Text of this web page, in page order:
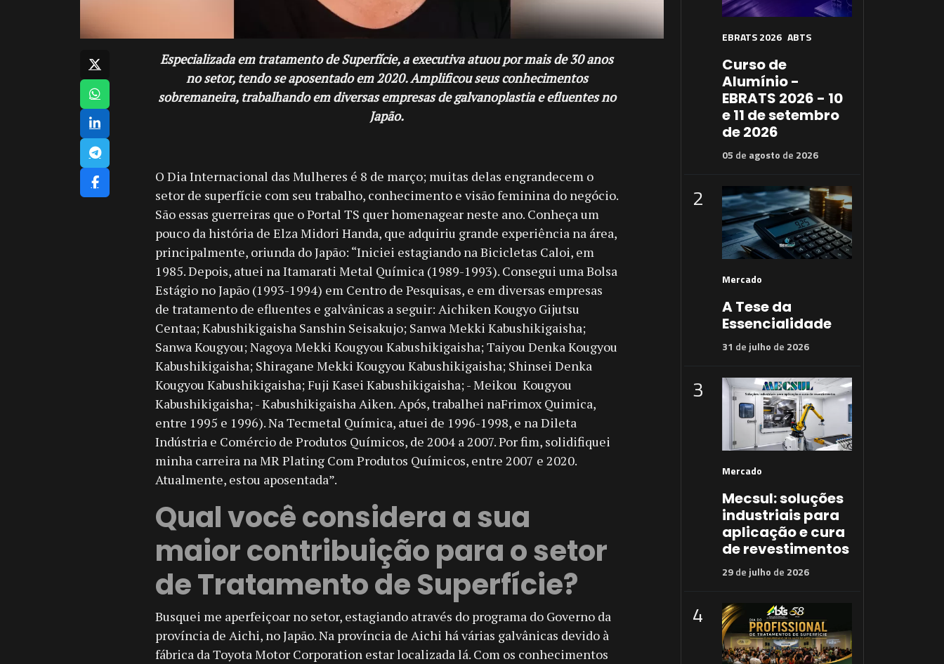
Especializada em tratamento de Superfície, a executiva atuou por mais de 30 anos
no setor, tendo se aposentado em 2020. Amplificou seus conhecimentos
sobremaneira, trabalhando em diversas empresas de galvanoplastia e efluentes no
Japão.
O Dia Internacional das Mulheres é 8 de março; muitas delas engrandecem o
setor de superfície com seu trabalho, conhecimento e visão feminina do negócio.
São essas guerreiras que o Portal TS quer homenagear neste ano. Conheça um
pouco da história de Elza Midori Handa, que adquiriu grande experiência na área,
principalmente, oriunda do Japão: “Iniciei estagiando na Bicicletas Caloi, em
1985. Depois, atuei na Itamarati Metal Química (1989-1993). Consegui uma Bolsa
Estágio no Japão (1993-1994) em Centro de Pesquisas, e em diversas empresas
de tratamento de efluentes e galvânicas a seguir: Aichiken Kougyo Gijutsu
Centaa; Kabushikigaisha Sanshin Seisakujo; Sanwa Mekki Kabushikigaisha;
Sanwa Kougyou; Nagoya Mekki Kougyou Kabushikigaisha; Taiyou Denka Kougyou
Kabushikigaisha; Shiragane Mekki Kougyou Kabushikigaisha; Shinsei Denka
Kougyou Kabushikigaisha; Fuji Kasei Kabushikigaisha; - Meikou Kougyou
Kabushikigaisha; - Kabushikigaisha Aiken. Após, trabalhei naFrimox Quimica,
entre 1995 e 1996). Na Tecmetal Química, atuei de 1996-1998, e na Dileta
Indústria e Comércio de Produtos Químicos, de 2004 a 2007. Por fim, solidifiquei
minha carreira na MR Plating Com Produtos Químicos, entre 2007 e 2020.
Atualmente, estou aposentada”.
Qual você considera a sua
maior contribuição para o setor
de Tratamento de Superfície?
Busquei me aperfeiçoar no setor, estagiando através do programa do Governo da
província de Aichi, no Japão. Na província de Aichi há várias galvânicas devido à
fábrica da Toyota Motor Corporation estar localizada lá. Com os conhecimentos
EBRATS 2026 ABTS
Curso de
Alumínio -
EBRATS 2026 - 10
e 11 de setembro
de 2026
05 de agosto de 2026
2
Mercado
A Tese da
Essencialidade
31 de julho de 2026
3
Mercado
Mecsul: soluções
industriais para
aplicação e cura
de revestimentos
29dejulho de 2026
4